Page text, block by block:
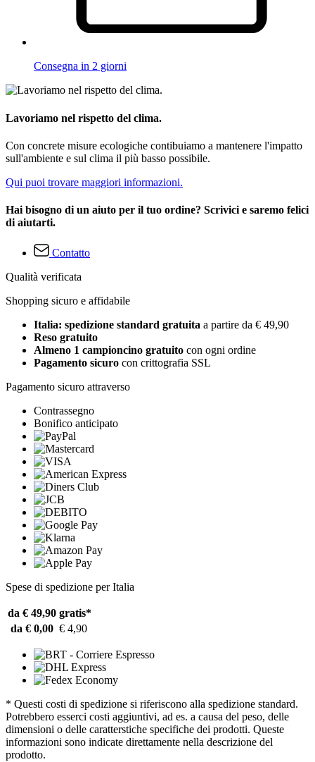
Consegna in 2 giorni
Lavoriamo nel rispetto del clima.
Con concrete misure ecologiche contibuiamo a mantenere l'impatto
sull'ambiente e sul clima il più basso possibile.
Qui puoi trovare maggiori informazioni.
Hai bisogno di un aiuto per il tuo ordine? Scrivici e saremo felici
di aiutarti.
Contatto
Qualità verificata
Shopping sicuro e affidabile
Italia: spedizione standard gratuita a partire da € 49,90
Reso gratuito
Almeno 1 campioncino gratuito con ogni ordine
Pagamento sicuro con crittografia SSL
Pagamento sicuro attraverso
Contrassegno
Bonifico anticipato
Spese di spedizione per Italia
da € 49,90 gratis*
da € 0,00 € 4,90
* Questi costi di spedizione si riferiscono alla spedizione standard.
Potrebbero esserci costi aggiuntivi, ad es. a causa del peso, delle
dimensioni o delle caratterstiche specifiche dei prodotti. Queste
informazioni sono indicate direttamente nella descrizione del
prodotto.